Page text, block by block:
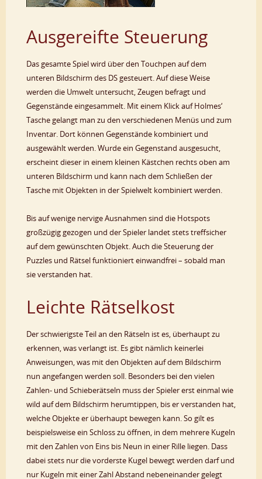
Ausgereifte Steuerung
Das gesamte Spiel wird über den Touchpen auf dem
unteren Bildschirm des DS gesteuert. Auf diese Weise
werden die Umwelt untersucht, Zeugen befragt und
Gegenstände eingesammelt. Mit einem Klick auf Holmes‘
Tasche gelangt man zu den verschiedenen Menüs und zum
Inventar. Dort können Gegenstände kombiniert und
ausgewählt werden. Wurde ein Gegenstand ausgesucht,
erscheint dieser in einem kleinen Kästchen rechts oben am
unteren Bildschirm und kann nach dem Schließen der
Tasche mit Objekten in der Spielwelt kombiniert werden.
Bis auf wenige nervige Ausnahmen sind die Hotspots
großzügig gezogen und der Spieler landet stets treffsicher
auf dem gewünschten Objekt. Auch die Steuerung der
Puzzles und Rätsel funktioniert einwandfrei – sobald man
sie verstanden hat.
Leichte Rätselkost
Der schwierigste Teil an den Rätseln ist es, überhaupt zu
erkennen, was verlangt ist. Es gibt nämlich keinerlei
Anweisungen, was mit den Objekten auf dem Bildschirm
nun angefangen werden soll. Besonders bei den vielen
Zahlen- und Schieberätseln muss der Spieler erst einmal wie
wild auf dem Bildschirm herumtippen, bis er verstanden hat,
welche Objekte er überhaupt bewegen kann. So gilt es
beispielsweise ein Schloss zu öffnen, in dem mehrere Kugeln
mit den Zahlen von Eins bis Neun in einer Rille liegen. Dass
dabei stets nur die vorderste Kugel bewegt werden darf und
nur Kugeln mit einer Zahl Abstand nebeneinander gelegt